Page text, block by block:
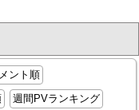
ント順
週間PVランキング